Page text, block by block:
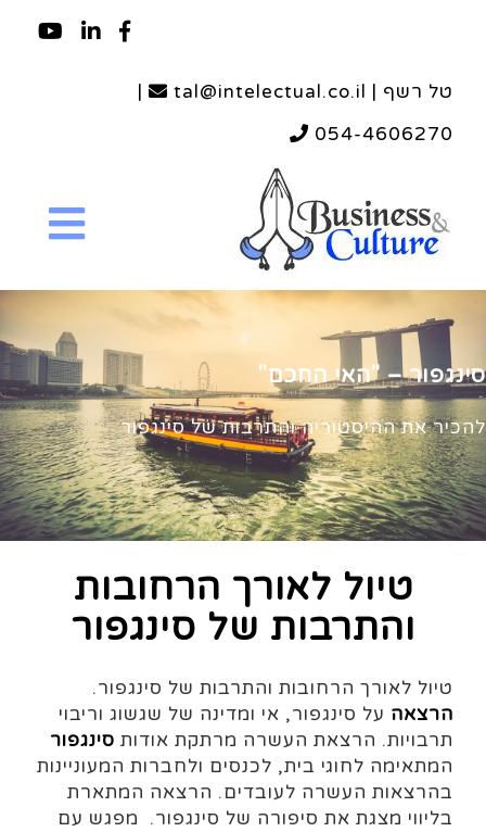
טל רשף | tal@intelectual.co.il
|
054-4606270
סינגפור – "האי החכם"
להכיר את ההיסטוריה והתרבות של סינגפור
טיול לאורך הרחובות
והתרבות של סינגפור
טיול לאורך הרחובות והתרבות של סינגפור.
הרצאה על סינגפור, אי ומדינה של שגשוג וריבוי
תרבויות. הרצאת העשרה מרתקת אודות סינגפור
המתאימה לחוגי בית, לכנסים ולחברות המעוניינות
בהרצאות העשרה לעובדים. הרצאה המתארת
בליווי מצגת את סיפורה של סינגפור. מפגש עם